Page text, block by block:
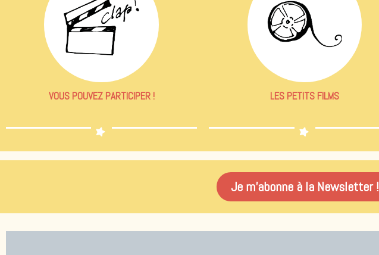
VOUS POUVEZ PARTICIPER ! LES PETITS FILMS
Je m'abonne à la Newsletter !